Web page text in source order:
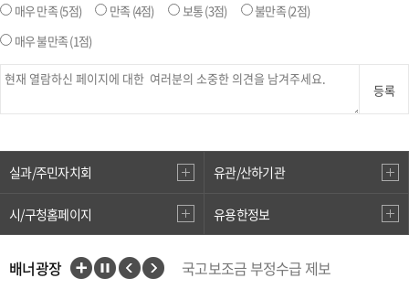
매우 만족(5점) 만족 (4점) 보통(3점) 불만족(2점)
매우 불만족(1점)
등록
실과/주민자치회 유관/산하기관
시/구청홈페이지 유용한정보
배너광장
국고보조금 부정수급 제보